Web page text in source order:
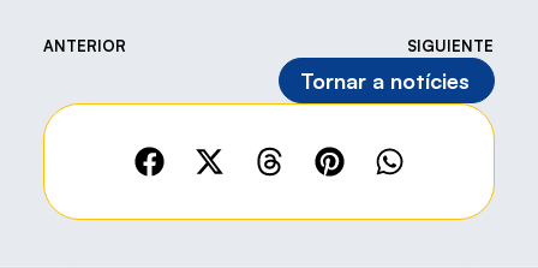
ANTERIOR SIGUIENTE
Tornar a notícies